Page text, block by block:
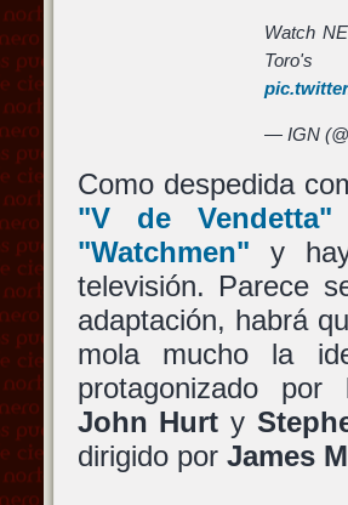
Watch
— IGN
Como despedida
"V de Vendetta"
"Watchmen" y
televisión. Parece
adaptación, habrá
mola mucho la
protagonizado por
John Hurt y
dirigido por James